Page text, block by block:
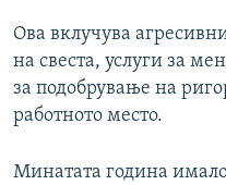
Ова вклучува
на свеста, услуги за
за подобрување на
работното место.
Минатата година